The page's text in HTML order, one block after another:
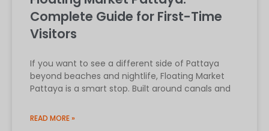
Complete Guide for First-Time
Visitors
If you want to see a different side of Pattaya
beyond beaches and nightlife, Floating Market
Pattaya is a smart stop. Built around canals and
READ MORE »